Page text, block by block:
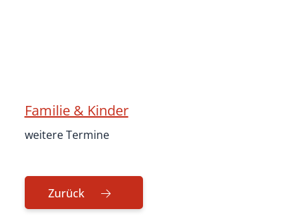
Familie & Kinder
weitere Termine
Zurück